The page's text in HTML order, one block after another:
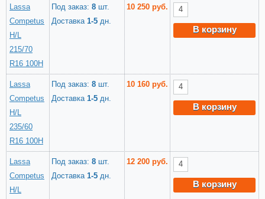
Lassa
Competus
H/L
215/70
R16 100H
Под заказ: 8 шт.
Доставка 1-5 дн.
10 250 руб.
В корзину
Lassa
Competus
H/L
235/60
R16 100H
Под заказ: 8 шт.
Доставка 1-5 дн.
10 160 руб.
В корзину
Lassa
Competus
H/L
Под заказ: 8 шт.
Доставка 1-5 дн.
12 200 руб.
В корзину